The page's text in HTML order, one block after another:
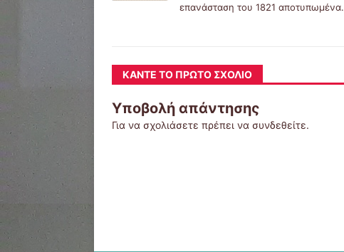
επανάσταση του 1821 αποτυπωμένα.
ΚΆΝΤΕ ΤΟ ΠΡΏΤΟ ΣΧΌΛΙΟ
Υποβολή απάντησης
Για να σχολιάσετε πρέπει να συνδεθείτε.